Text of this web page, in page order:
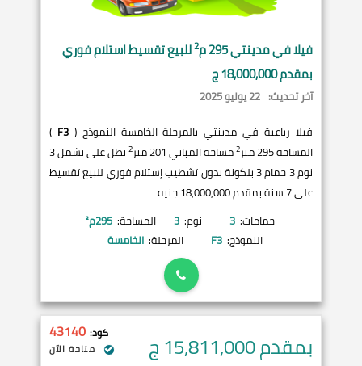
فيلا فيمدينتي295 م 2للبيع تقسيط استلام فوري
بمقدم 18,000,000 ج
آخر تحديث: 22 يوليو 2025
فيلا رباعية في مدينتي بالمرحلة الخامسة النموذج (F3
)
المساحة 295 متر
2مساحة المباني 201 متر 2
تطل على تشمل 3
نوم 3 حمام 3 بلكونة بدون تشطيب إستلام فوري للبيع تقسيط
على 7 سنة بمقدم 18,000,000 جنيه
حمامات: 3 نوم: 3 المساحة: 295م²
النموذج: F3 المرحلة: الخامسة
بمقدم 15,811,000 ج كود: 43140
متاحة الآن